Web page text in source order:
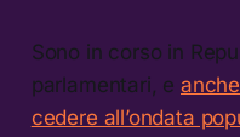
Sono in corso in
parlamentari, e
cedere all’ondata